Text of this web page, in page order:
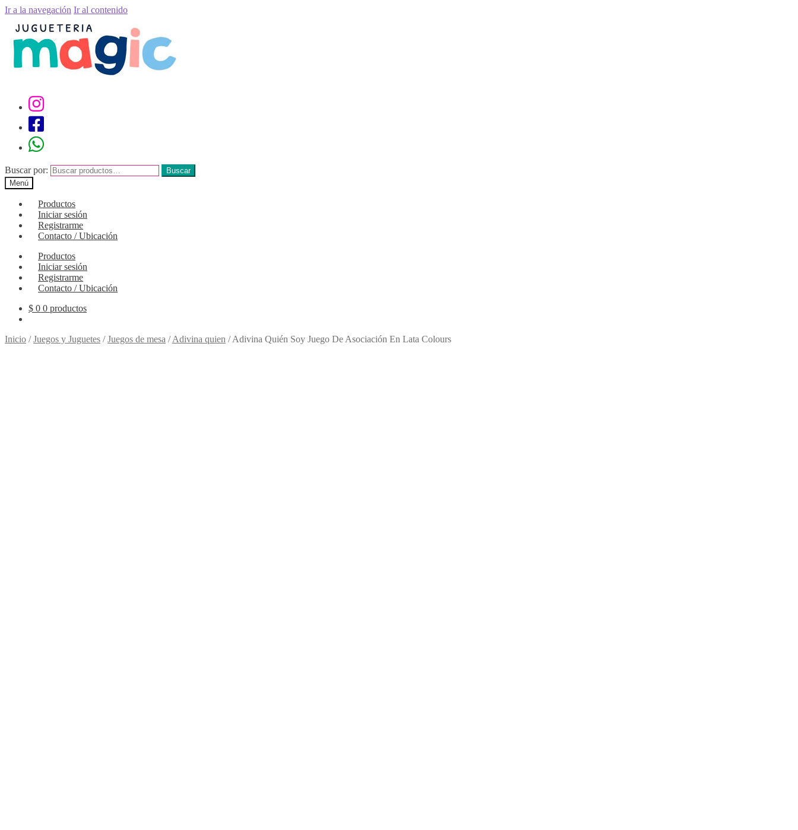
Ir a la navegación Ir al contenido
Buscar por:
Buscar
Menú
Productos
Iniciar sesión
Registrarme
Contacto / Ubicación
Productos
Iniciar sesión
Registrarme
Contacto / Ubicación
$ 0 0 productos
Inicio /Juegos y Juguetes /Juegos de mesa /Adivina quien /Adivina Quién Soy Juego De Asociación En Lata Colours